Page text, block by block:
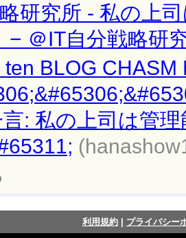
研究所 - 私の上
− ＠IT自分戦略研
BLOG CHASM
: 私の上司は管
利用規約| プライバシー